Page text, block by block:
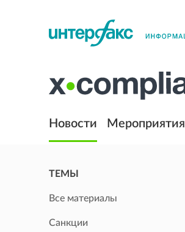
Новости Мероприятия
ТЕМЫ
Все материалы
Санкции